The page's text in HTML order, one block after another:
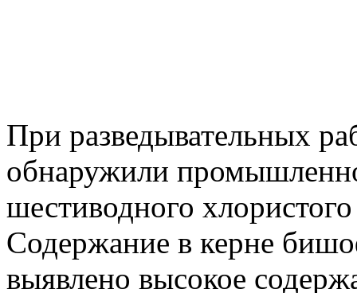
При разведывательных
обнаружили
шестиводного
Содержание в керне
выявлено высокое